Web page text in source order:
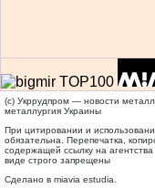
(c) Укррудпром — новости
металлургия Украины
При цитировании и
обязательна. Перепечатка,
содержащей ссылку на
виде строго запрещены
Сделано в miavia estudia.